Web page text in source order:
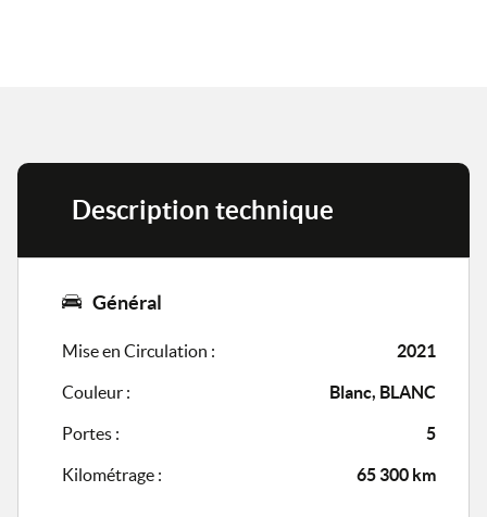
Description technique
Général
Mise en Circulation : 2021
Couleur : Blanc, BLANC
Portes : 5
Kilométrage : 65 300 km